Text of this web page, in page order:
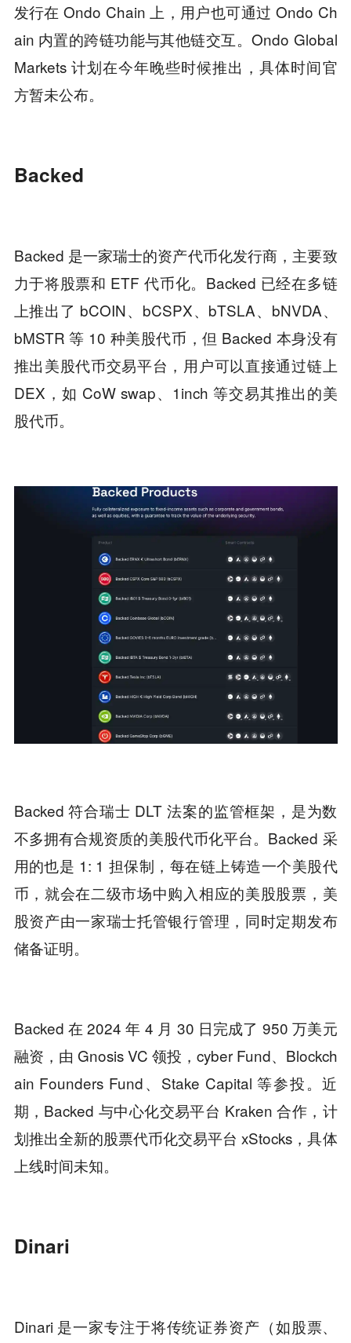
发行在 Ondo Chain 上，用户也可通过 Ondo Ch
ain 内置的跨链功能与其他链交互。Ondo Global
Markets 计划在今年晚些时候推出，具体时间官
方暂未公布。
Backed
Backed 是一家瑞士的资产代币化发行商，主要致
力于将股票和 ETF 代币化。Backed 已经在多链
上推出了 bCOIN、bCSPX、bTSLA、bNVDA、
bMSTR 等 10 种美股代币，但 Backed 本身没有
推出美股代币交易平台，用户可以直接通过链上
DEX，如 CoW swap、1inch 等交易其推出的美
股代币。
Backed 符合瑞士 DLT 法案的监管框架，是为数
不多拥有合规资质的美股代币化平台。Backed 采
用的也是 1: 1 担保制，每在链上铸造一个美股代
币，就会在二级市场中购入相应的美股股票，美
股资产由一家瑞士托管银行管理，同时定期发布
储备证明。
Backed 在 2024 年 4 月 30 日完成了 950 万美元
融资，由 Gnosis VC 领投，cyber Fund、Blockch
ain Founders Fund、Stake Capital 等参投。近
期，Backed 与中心化交易平台 Kraken 合作，计
划推出全新的股票代币化交易平台 xStocks，具体
上线时间未知。
Dinari
Dinari 是一家专注于将传统证券资产（如股票、